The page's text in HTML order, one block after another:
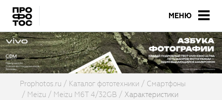
МЕНЮ
Prophotos.ru Каталог фототехники
Смартфоны
Meizu
Meizu M6T 4/32GB Характеристики